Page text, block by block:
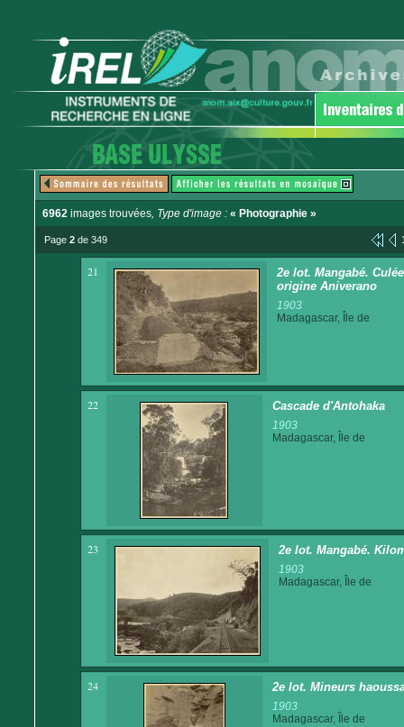
6962 images trouvées, Type d'image : « Photographie »
Page 2 de 349
21
2e lot. Mangabé.
origine Aniverano
1903
Madagascar, Île de
22 Cascade d'Antohaka
1903
Madagascar, Île de
23 2e lot. Mangabé.
1903
Madagascar, Île de
24 2e lot. Mineurs
1903
Madagascar, Île de